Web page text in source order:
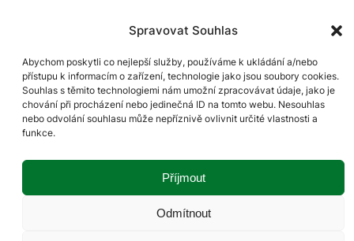
Spravovat Souhlas
Abychom poskytli co nejlepší služby, používáme k ukládání a/nebo
přístupu k informacím o zařízení, technologie jako jsou soubory cookies.
Souhlas s těmito technologiemi nám umožní zpracovávat údaje, jako je
chování při procházení nebo jedinečná ID na tomto webu. Nesouhlas
nebo odvolání souhlasu může nepříznivě ovlivnit určité vlastnosti a
funkce.
Příjmout
Odmítnout